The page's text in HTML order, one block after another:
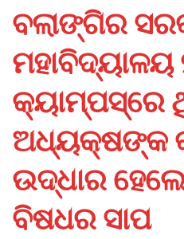
ବଲାଙ୍ଗିର
କ୍ୟାମ୍ପସ୍‌ରେ
ଅଧ୍ୟକ୍ଷଙ୍କ
ଉଦ୍ଧାର
ବିଷଧର ସାପ